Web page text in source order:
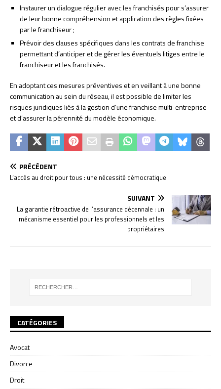
Instaurer un dialogue régulier avec les franchisés pour s’assurer
de leur bonne compréhension et application des règles fixées
par le franchiseur ;
Prévoir des clauses spécifiques dans les contrats de franchise
permettant d’anticiper et de gérer les éventuels litiges entre le
franchiseur et les franchisés.
En adoptant ces mesures préventives et en veillant à une bonne
communication au sein du réseau, il est possible de limiter les
risques juridiques liés à la gestion d’une franchise multi-entreprise
et d’assurer la pérennité du modèle économique.
PRÉCÉDENT
L’accès au droit pour tous : une nécessité démocratique
SUIVANT
La garantie rétroactive de l’assurance décennale : un
mécanisme essentiel pour les professionnels et les
propriétaires
CATÉGORIES
Avocat
Divorce
Droit